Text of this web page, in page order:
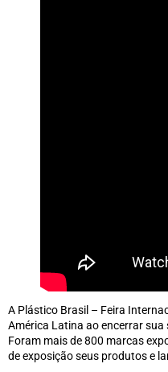
A Plástico Brasil – Feira
América Latina ao encerrar
Foram mais de 800 marcas
de exposição seus produtos e